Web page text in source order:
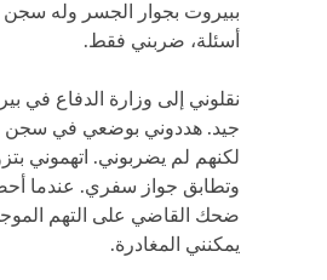
ببيروت بجوار الجسر وله
أسئلة، ضربني فقط.
نقلوني إلى وزارة الدفاع
لكنهم لم يضربوني. اتهموني
وتطابق جواز سفري. عندما
ضحك القاضي على التهم
يمكنني المغادرة.